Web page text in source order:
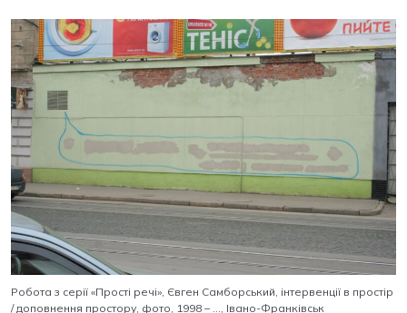
Робота з серії «Прості речі», Євген Самборський, інтервенції в простір
/ доповнення простору, фото, 1998 – …, Івано-Франківськ